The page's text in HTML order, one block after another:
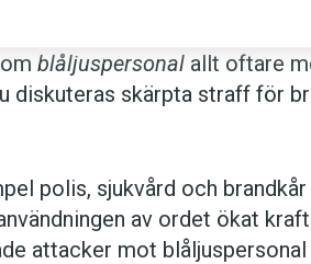
blåljuspersonal allt oftare
diskuteras skärpta straff för
polis, sjukvård och
av ordet ökat
attacker mot